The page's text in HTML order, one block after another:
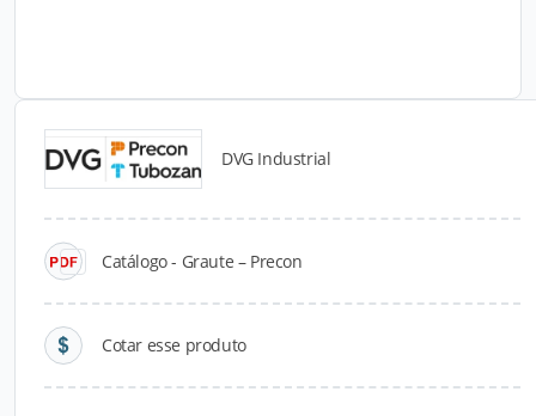
DVG Industrial
Catálogo - Graute – Precon
Cotar esse produto
Catálogos para Download